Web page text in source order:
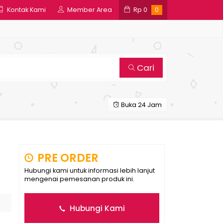
Kontak Kami Member Area Rp 0 0
Cari
Buka 24 Jam
PRE ORDER
Hubungi kami untuk informasi lebih lanjut
mengenai pemesanan produk ini.
Hubungi Kami